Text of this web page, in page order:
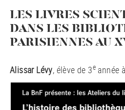
LES LIVRES
DANS LES
PARISIENNES AU
Alissar Lévy, élève de 3e année